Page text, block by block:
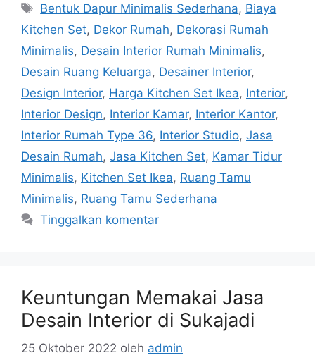
Bentuk Dapur Minimalis Sederhana, Biaya
Kitchen Set, Dekor Rumah, Dekorasi Rumah
Minimalis, Desain Interior Rumah Minimalis,
Desain Ruang Keluarga, Desainer Interior,
Design Interior, Harga Kitchen Set Ikea, Interior,
Interior Design, Interior Kamar, Interior Kantor,
Interior Rumah Type 36, Interior Studio, Jasa
Desain Rumah, Jasa Kitchen Set, Kamar Tidur
Minimalis, Kitchen Set Ikea, Ruang Tamu
Minimalis, Ruang Tamu Sederhana
Tinggalkan komentar
Keuntungan Memakai Jasa
Desain Interior di Sukajadi
25 Oktober 2022 oleh admin